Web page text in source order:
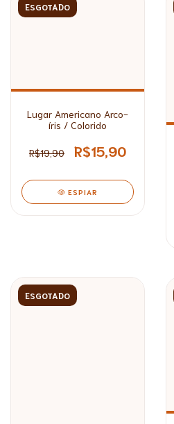
ESGOTADO
Lugar Americano Arco-
íris / Colorido
R$19,90 R$15,90
ESPIAR
ESGOTADO